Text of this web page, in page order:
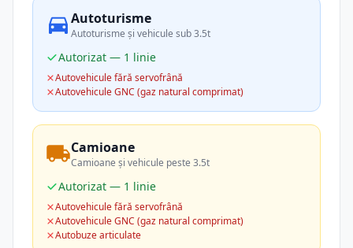
Autoturisme
Autoturisme și vehicule sub 3.5t
Autorizat — 1 linie
Autovehicule fără servofrână
Autovehicule GNC (gaz natural comprimat)
Camioane
Camioane și vehicule peste 3.5t
Autorizat — 1 linie
Autovehicule fără servofrână
Autovehicule GNC (gaz natural comprimat)
Autobuze articulate